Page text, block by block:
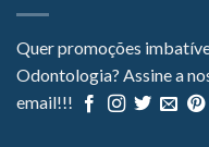
Quer promoções
Odontologia? Assine a
email!!!